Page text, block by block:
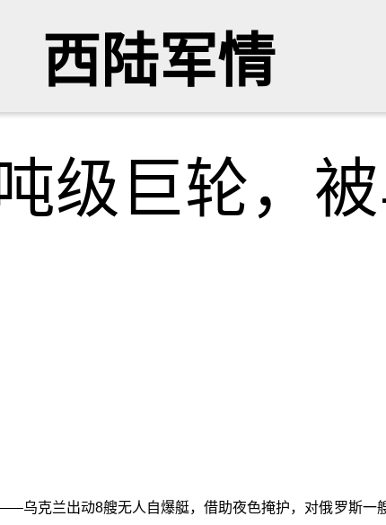
西陆军情
级巨轮，
乌克兰出动8艘无人自爆艇，借助夜色掩护，对俄罗斯一